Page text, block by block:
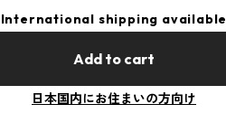
International shipping available
Add to cart
日本国内にお住まいの方向け